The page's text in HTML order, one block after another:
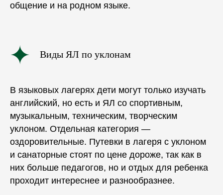
общение и на родном языке.
Виды ЯЛ по уклонам
В языковых лагерях дети могут только изучать
английский, но есть и ЯЛ со спортивным,
музыкальным, техническим, творческим
уклоном. Отдельная категория —
оздоровительные. Путевки в лагеря с уклоном
и санаторные стоят по цене дороже, так как в
них больше педагогов, но и отдых для ребенка
проходит интереснее и разнообразнее.